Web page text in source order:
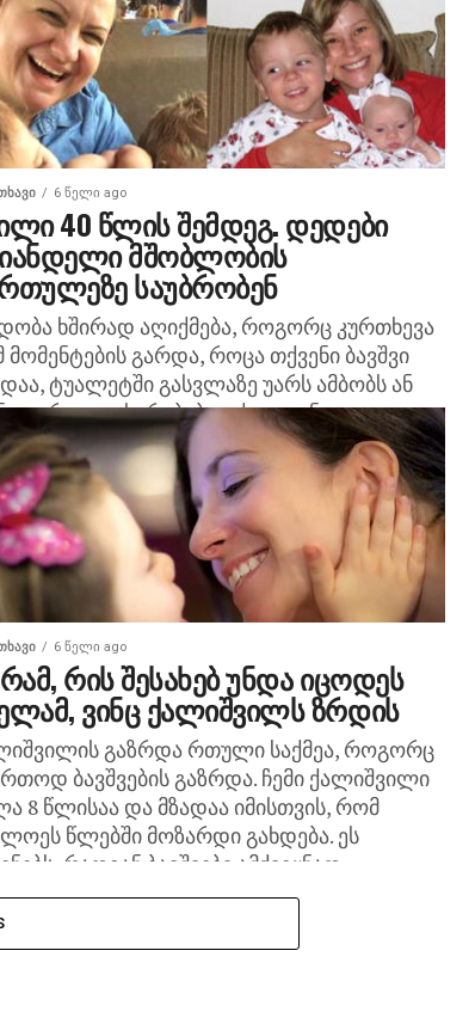
6 წელი ago
40 წლის შემდეგ. დედები
მშობლობის
საუბრობენ
ხშირად აღიქმება, როგორც კურთხევა
მომენტების გარდა, როცა თქვენი ბავშვი
ტუალეტში გასვლაზე უარს ამბობს ან
ახირებებით ჭკუიდან
არსებობს კი განსხვავება 40...
6 წელი ago
რის შესახებ უნდა იცოდეს
ვინც ქალიშვილს ზრდის
გაზრდა რთული საქმეა, როგორც
ბავშვების გაზრდა. ჩემი ქალიშვილი
8 წლისაა და მზადაა იმისთვის, რომ
წლებში მოზარდი გახდება. ეს
რადგან ბავშვები ამქვეყნად...